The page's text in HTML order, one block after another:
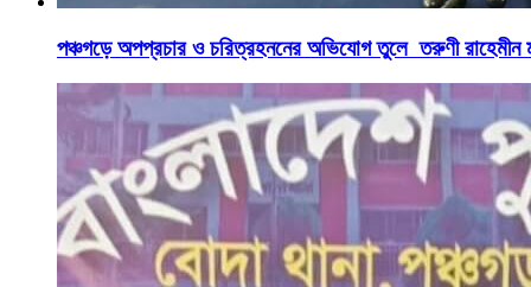
পঞ্চগড়ে অপপ্রচার ও চরিত্রহননের অভিযোগ তুলে তরুণী রাহেমীন